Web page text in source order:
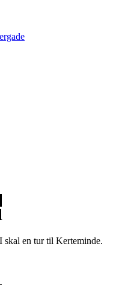
skal en tur til Kerteminde.